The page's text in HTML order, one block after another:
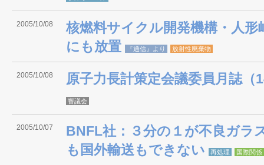
2005/10/08
核燃料サイクル開発機構・人
にも放置
『通信』より 放射性廃棄物
2005/10/08 原子力長計策定会議委員月誌（
審議会
2005/10/07
BNFL社：３分の１が不良ガ
も国外輸送もできない
再処理 国際関係